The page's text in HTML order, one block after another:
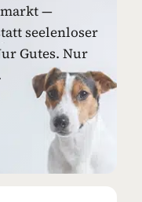
—
seelenloser
Gutes. Nur